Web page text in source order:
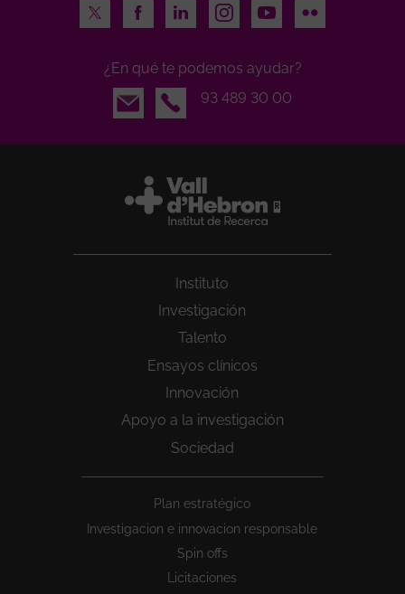
Twitter
FacebookLinkedInInstagramYoutubeFlickr
¿En qué te podemos ayudar?
Email
93 489 30 00
Instituto
Investigación
Talento
Ensayos clínicos
Innovación
Apoyo a la investigación
Sociedad
Plan estratégico
Investigacion e innovacion responsable
Spin offs
Licitaciones